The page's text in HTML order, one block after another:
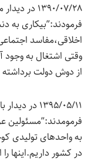
۱۳۹۰/۰۷/۲۸
فرمودند:”بیکاری به
اخلاقی،مفاسد
وقتی اشتغال به وجود
از دوش دولت
۱۳۹۵/۰۵/۱۱
فرمومدند:”مسئولین
به واحدهای تولیدی
در کشور داریم.اینها